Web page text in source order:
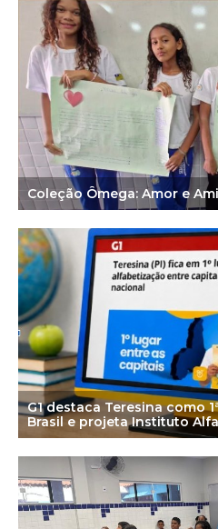
Coleção Ômega: Amor e
G1 destaca Teresina como
Brasil e projeta Instituto